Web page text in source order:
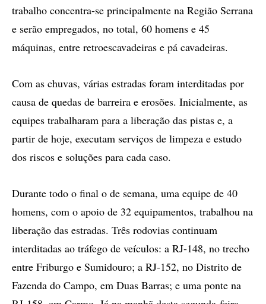
trabalho concentra-se principalmente na Região Serrana
e serão empregados, no total, 60 homens e 45
máquinas, entre retroescavadeiras e pá cavadeiras.
Com as chuvas, várias estradas foram interditadas por
causa de quedas de barreira e erosões. Inicialmente, as
equipes trabalharam para a liberação das pistas e, a
partir de hoje, executam serviços de limpeza e estudo
dos riscos e soluções para cada caso.
Durante todo o final o de semana, uma equipe de 40
homens, com o apoio de 32 equipamentos, trabalhou na
liberação das estradas. Três rodovias continuam
interditadas ao tráfego de veículos: a RJ-148, no trecho
entre Friburgo e Sumidouro; a RJ-152, no Distrito de
Fazenda do Campo, em Duas Barras; e uma ponte na